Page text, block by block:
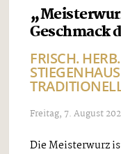
Geschmack
FRISCH.
Freitag, 7. August
Die Meisterwurz